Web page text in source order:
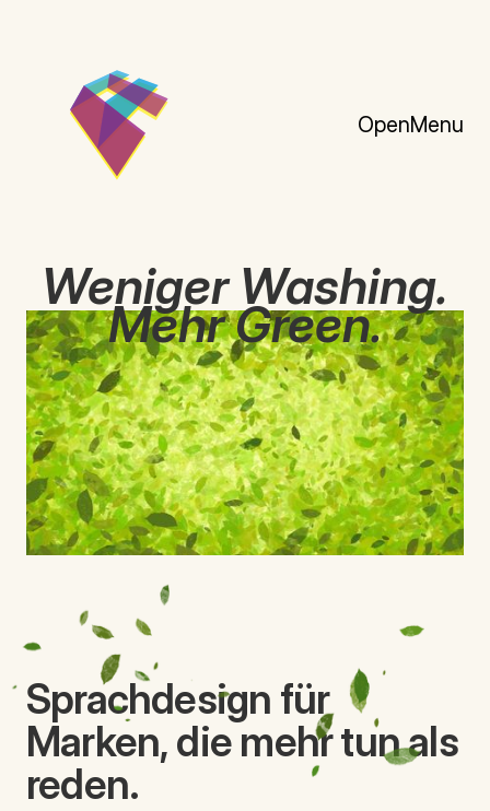
OpenMenu
Weniger Washing.
Mehr Green.
Sprachdesign für
Marken, die mehr tun als
reden.